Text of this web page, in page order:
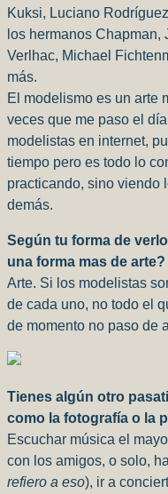
Kuksi, Luciano
los hermanos
Verlhac, Michael
más.
El modelismo es un arte
veces que me paso el
modelistas en internet,
tiempo pero es todo lo
practicando, sino viendo
demás.
Según tu forma de
una forma mas de arte?
Arte. Si los modelistas
de cada uno, no todo el
de momento no paso de
Tienes algún otro
como la fotografía o la
Escuchar música el
con los amigos, o solo,
refiero a eso), ir a